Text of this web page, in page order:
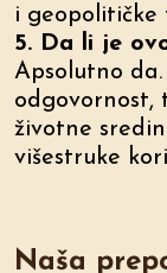
i geopolitičke
5. Da li je
Apsolutno
odgovornost,
životne
višestruke
Naša